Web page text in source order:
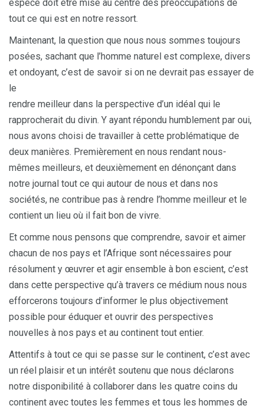
espèce doit être mise au centre des préoccupations de
tout ce qui est en notre ressort.
Maintenant, la question que nous nous sommes toujours
posées, sachant que l’homme naturel est complexe, divers
et ondoyant, c’est de savoir si on ne devrait pas essayer de
le
rendre meilleur dans la perspective d’un idéal qui le
rapprocherait du divin. Y ayant répondu humblement par oui,
nous avons choisi de travailler à cette problématique de
deux manières. Premièrement en nous rendant nous-
mêmes meilleurs, et deuxièmement en dénonçant dans
notre journal tout ce qui autour de nous et dans nos
sociétés, ne contribue pas à rendre l’homme meilleur et le
contient un lieu où il fait bon de vivre.
Et comme nous pensons que comprendre, savoir et aimer
chacun de nos pays et l’Afrique sont nécessaires pour
résolument y œuvrer et agir ensemble à bon escient, c’est
dans cette perspective qu’à travers ce médium nous nous
efforcerons toujours d’informer le plus objectivement
possible pour éduquer et ouvrir des perspectives
nouvelles à nos pays et au continent tout entier.
Attentifs à tout ce qui se passe sur le continent, c’est avec
un réel plaisir et un intérêt soutenu que nous déclarons
notre disponibilité à collaborer dans les quatre coins du
continent avec toutes les femmes et tous les hommes de